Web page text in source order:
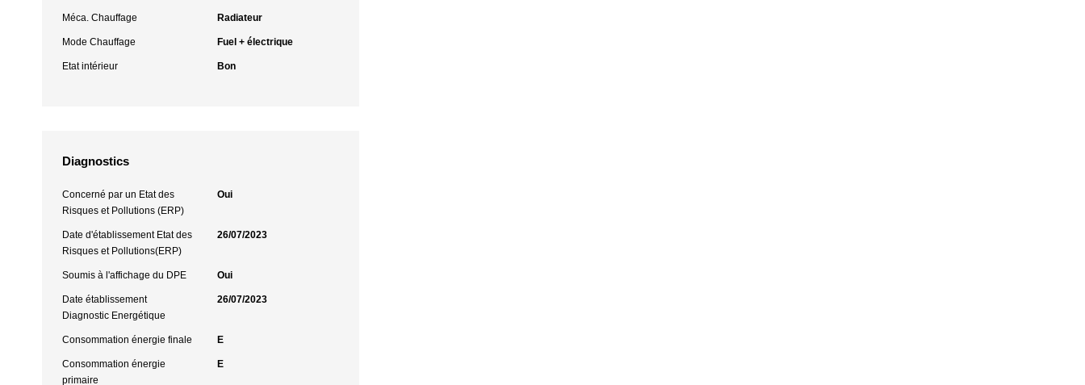
Méca. Chauffage Radiateur
Mode Chauffage Fuel + électrique
Etat intérieur Bon
Diagnostics
Concerné par un Etat des
Risques et Pollutions (ERP)
Oui
Date d'établissement Etat des
Risques et Pollutions(ERP)
26/07/2023
Soumis à l'affichage du DPE Oui
Date établissement
Diagnostic Energétique
26/07/2023
Consommation énergie finale E
Consommation énergie
primaire
E